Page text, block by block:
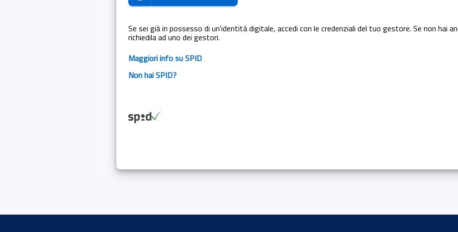
Se sei già in possesso di un'identità digitale, accedi con le credenziali del tuo gestore. Se non hai
richiedila ad uno dei gestori.
Maggiori info su SPID
Non hai SPID?